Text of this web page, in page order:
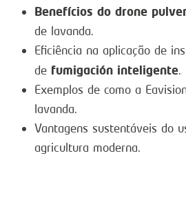
Benefícios do drone
de lavanda.
Eficiência na aplicação de
de fumigación inteligente.
Exemplos de como a
lavanda.
Vantagens sustentáveis do
agricultura moderna.